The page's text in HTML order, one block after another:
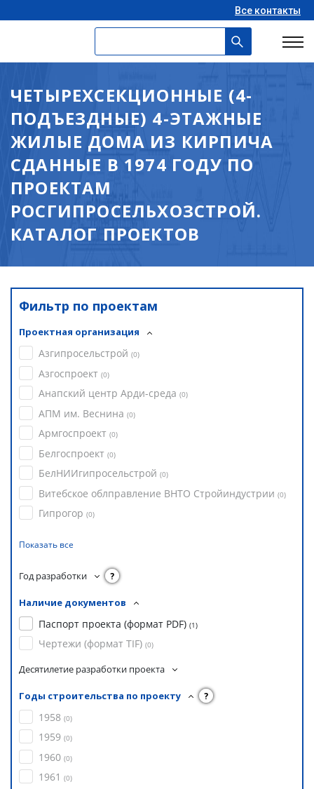
Все контакты
ЧЕТЫРЕХСЕКЦИОННЫЕ (4-
ПОДЪЕЗДНЫЕ) 4-ЭТАЖНЫЕ
ЖИЛЫЕ ДОМА ИЗ КИРПИЧА
СДАННЫЕ В 1974 ГОДУ ПО
ПРОЕКТАМ
РОСГИПРОСЕЛЬХОЗСТРОЙ.
КАТАЛОГ ПРОЕКТОВ
Фильтр по проектам
Проектная организация
Азгипросельстрой (0)
Азгоспроект (0)
Анапский центр Арди-среда (0)
АПМ им. Веснина (0)
Армгоспроект (0)
Белгоспроект (0)
БелНИИгипросельстрой (0)
Витебское облправление ВНТО Стройиндустрии (0)
Гипрогор (0)
Показать все
Год разработки ?
Наличие документов
Паспорт проекта (формат PDF) (1)
Чертежи (формат TIF) (0)
Десятилетие разработки проекта
Годы строительства по проекту ?
1958 (0)
1959 (0)
1960 (0)
1961 (0)